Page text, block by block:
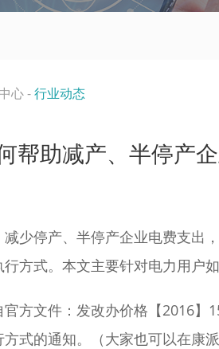
心 -行业动态
帮助减产、半停产
少停产、半停产企业电费支出
方式。本文主要针对电力用户
方文件：发改办价格【2016
方式的通知。（大家也可以在康